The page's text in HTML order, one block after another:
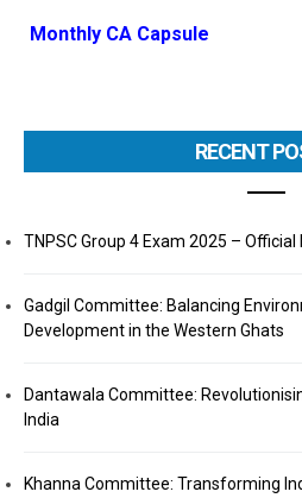
Monthly CA Capsule
RECENT
TNPSC Group 4 Exam 2025 –
Gadgil Committee: Balancing
Development in the Western Ghats
Dantawala Committee:
India
Khanna Committee: Transforming